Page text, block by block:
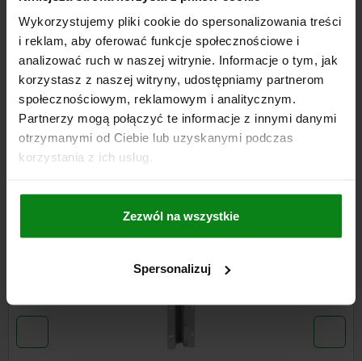
Wykorzystujemy pliki cookie do spersonalizowania treści
i reklam, aby oferować funkcje społecznościowe i
analizować ruch w naszej witrynie. Informacje o tym, jak
korzystasz z naszej witryny, udostępniamy partnerom
społecznościowym, reklamowym i analitycznym.
Partnerzy mogą połączyć te informacje z innymi danymi
otrzymanymi od Ciebie lub uzyskanymi podczas
korzystania z ich usług.
Zezwól na wszystkie
Spersonalizuj
SZCZEGÓŁY
CAD
DO POBRANIA
NOWOŚĆ
81